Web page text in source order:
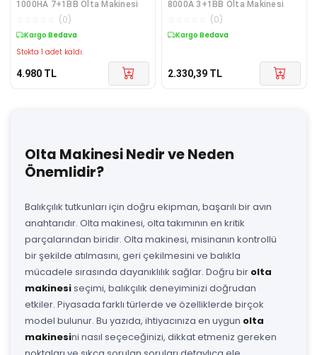
1000HA 7+1BB Olta Makinesi
(0)
Kargo Bedava
Stokta 1 adet kaldı.
4.980 TL
8000A 3+1BB Olta Makinesi
(0)
Kargo Bedava
2.330,39 TL
Olta Makinesi Nedir ve Neden
Önemlidir?
Balıkçılık tutkunları için doğru ekipman, başarılı bir avın
anahtarıdır. Olta makinesi, olta takımının en kritik
parçalarından biridir. Olta makinesi, misinanın kontrollü
bir şekilde atılmasını, geri çekilmesini ve balıkla
mücadele sırasında dayanıklılık sağlar. Doğru bir olta
makinesiseçimi, balıkçılık deneyiminizi doğrudan
etkiler. Piyasada farklı türlerde ve özelliklerde birçok
model bulunur. Bu yazıda, ihtiyacınıza en uygun olta
makinesini nasıl seçeceğinizi, dikkat etmeniz gereken